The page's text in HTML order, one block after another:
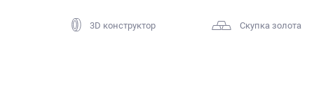
3D конструктор Скупка золота